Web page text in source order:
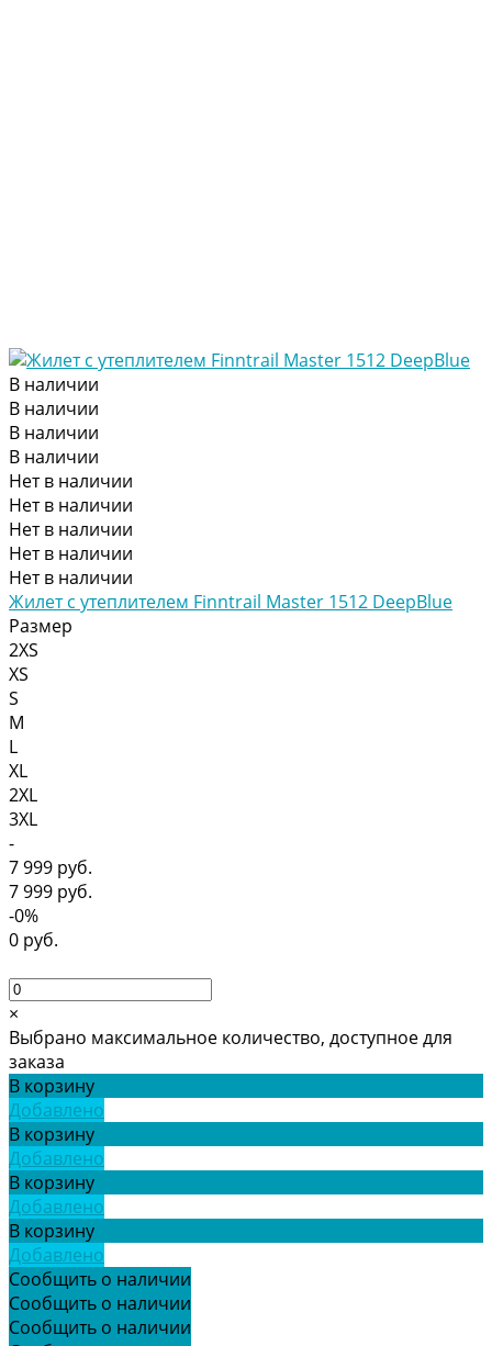
В наличии
В наличии
В наличии
В наличии
Нет в наличии
Нет в наличии
Нет в наличии
Нет в наличии
Нет в наличии
Жилет с утеплителем Finntrail Master 1512 DeepBlue
Размер
2XS
XS
S
M
L
XL
2XL
3XL
-
7 999 руб.
7 999 руб.
-0%
0 руб.
×
Выбрано максимальное количество, доступное для
заказа
В корзину
Добавлено
В корзину
Добавлено
В корзину
Добавлено
В корзину
Добавлено
Сообщить о наличии
Сообщить о наличии
Сообщить о наличии